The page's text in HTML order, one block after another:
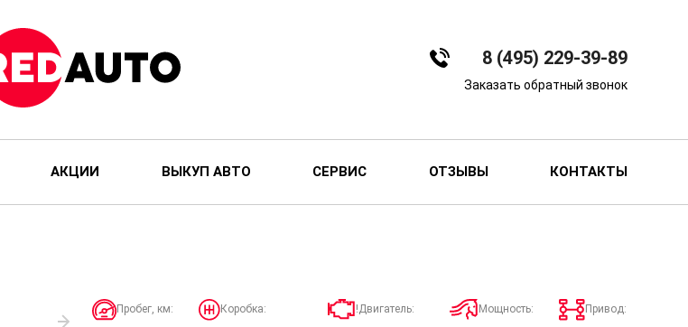
8 (495) 229-39-89
Заказать обратный звонок
АКЦИИ ВЫКУП АВТО СЕРВИС ОТЗЫВЫ КОНТАКТЫ
Пробег, км: Коробка: !Двигатель: Мощность: Привод: